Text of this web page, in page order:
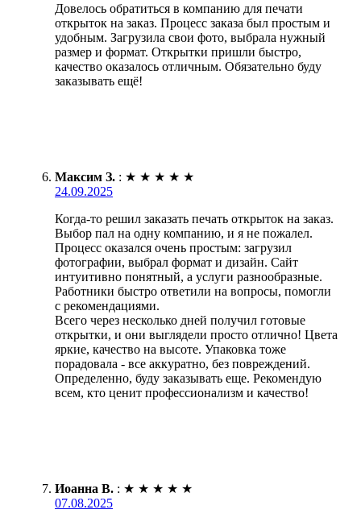
Довелось обратиться в компанию для печати
открыток на заказ. Процесс заказа был простым и
удобным. Загрузила свои фото, выбрала нужный
размер и формат. Открытки пришли быстро,
качество оказалось отличным. Обязательно буду
заказывать ещё!
Максим З. : ★ ★ ★ ★ ★
24.09.2025
Когда-то решил заказать печать открыток на заказ.
Выбор пал на одну компанию, и я не пожалел.
Процесс оказался очень простым: загрузил
фотографии, выбрал формат и дизайн. Сайт
интуитивно понятный, а услуги разнообразные.
Работники быстро ответили на вопросы, помогли
с рекомендациями.
Всего через несколько дней получил готовые
открытки, и они выглядели просто отлично! Цвета
яркие, качество на высоте. Упаковка тоже
порадовала - все аккуратно, без повреждений.
Определенно, буду заказывать еще. Рекомендую
всем, кто ценит профессионализм и качество!
Иоанна В. : ★ ★ ★ ★ ★
07.08.2025